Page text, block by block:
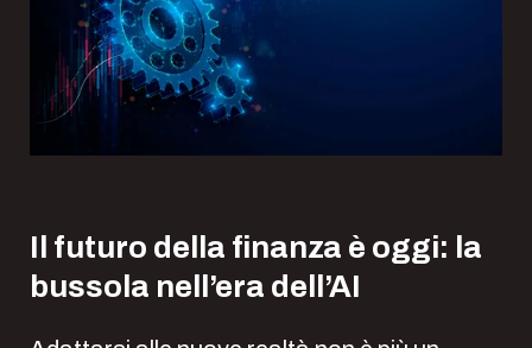
Il futuro della finanza è oggi: la
bussola nell’era dell’AI